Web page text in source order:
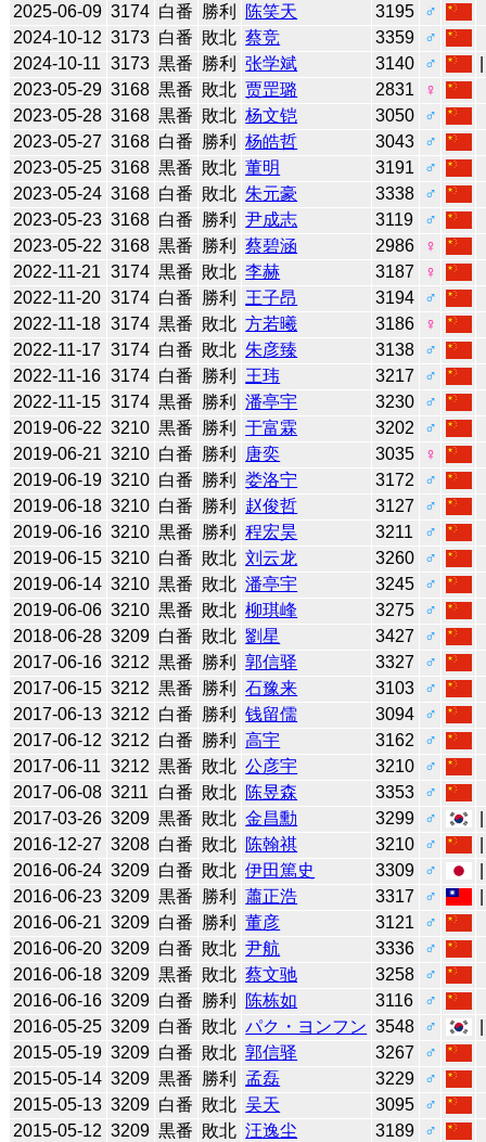
2025-06-09 3174 白番 勝利 陈笑天 3195
♂
2024-10-12 3173 白番 敗北 蔡竞 3359
♂
2024-10-11 3173 黒番 勝利 张学斌 3140 ♂
2023-05-29 3168 黒番 敗北 贾罡璐 2831
♀
2023-05-28 3168 黒番 敗北 杨文铠 3050
♂
2023-05-27 3168 白番 勝利 杨皓哲 3043
♂
2023-05-25 3168 黒番 敗北 董明 3191
♂
2023-05-24 3168 白番 敗北 朱元豪 3338
♂
2023-05-23 3168 白番 勝利 尹成志 3119
♂
2023-05-22 3168 黒番 勝利 蔡碧涵 2986
♀
2022-11-21 3174 黒番 敗北 李赫 3187
♀
2022-11-20 3174 白番 勝利 王子昂 3194
♂
2022-11-18 3174 黒番 敗北 方若曦 3186
♀
2022-11-17 3174 白番 敗北 朱彦臻 3138
♂
2022-11-16 3174 白番 勝利 王玮 3217
♂
2022-11-15 3174 黒番 勝利 潘亭宇 3230
♂
2019-06-22 3210 黒番 勝利 于富霖 3202
♂
2019-06-21 3210 白番 勝利 唐奕 3035
♀
2019-06-19 3210 白番 勝利 娄洛宁 3172
♂
2019-06-18 3210 白番 勝利 赵俊哲 3127
♂
2019-06-16 3210 黒番 勝利 程宏昊 3211
♂
2019-06-15 3210 白番 敗北 刘云龙 3260
♂
2019-06-14 3210 黒番 敗北 潘亭宇 3245
♂
2019-06-06 3210 黒番 敗北 柳琪峰 3275
♂
2018-06-28 3209 白番 敗北 劉星 3427
♂
2017-06-16 3212 黒番 勝利 郭信驿 3327
♂
2017-06-15 3212 黒番 勝利 石豫来 3103
♂
2017-06-13 3212 白番 勝利 钱留儒 3094
♂
2017-06-12 3212 白番 勝利 高宇 3162
♂
2017-06-11 3212 黒番 敗北 公彦宇 3210
♂
2017-06-08 3211 白番 敗北 陈昱森 3353
♂
2017-03-26 3209 黒番 敗北 金昌勳 3299 ♂
2016-12-27 3208 白番 敗北 陈翰祺 3210 ♂
2016-06-24 3209 白番 敗北 伊田篤史 3309 ♂
2016-06-23 3209 黒番 勝利 蕭正浩 3317 ♂
2016-06-21 3209 白番 勝利 董彦 3121
♂
2016-06-20 3209 白番 敗北 尹航 3336
♂
2016-06-18 3209 黒番 敗北 蔡文驰 3258
♂
2016-06-16 3209 白番 勝利 陈栋如 3116
♂
2016-05-25 3209 白番 敗北 パク・ヨンフン 3548 ♂
2015-05-19 3209 白番 敗北 郭信驿 3267
♂
2015-05-14 3209 黒番 勝利 孟磊 3229
♂
2015-05-13 3209 白番 敗北 吴天 3095
♂
2015-05-12 3209 黒番 敗北 汪逸尘 3189
♂